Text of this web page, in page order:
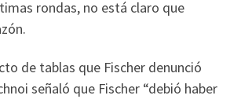
rondas, no está claro que
de tablas que Fischer denunció
señaló que Fischer “debió haber